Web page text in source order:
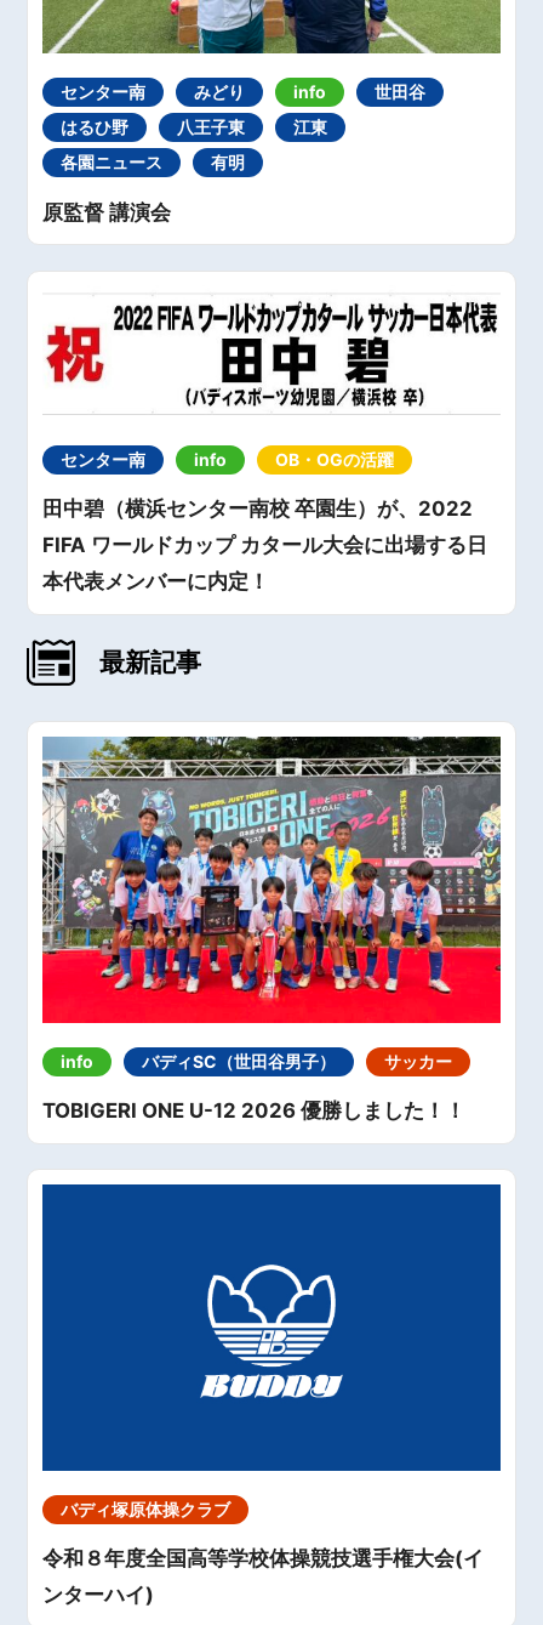
センター南 みどり info
世田谷
はるひ野
八王子東
江東
各園ニュース
有明
原監督 講演会
センター南 info OB・OGの活躍
田中碧（横浜センター南校 卒園生）が、2022
FIFA ワールドカップ カタール大会に出場する日
本代表メンバーに内定！
最新記事
info バディSC（世田谷男子） サッカー
TOBIGERI ONE U-12 2026 優勝しました！！
バディ塚原体操クラブ
令和８年度全国高等学校体操競技選手権大会(イ
ンターハイ)